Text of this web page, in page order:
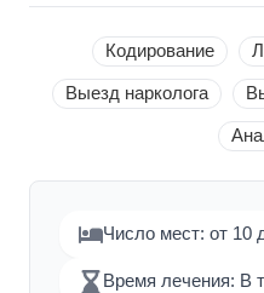
Кодирование
Выезд нарколога
Число мест: от 10
Время лечения: В